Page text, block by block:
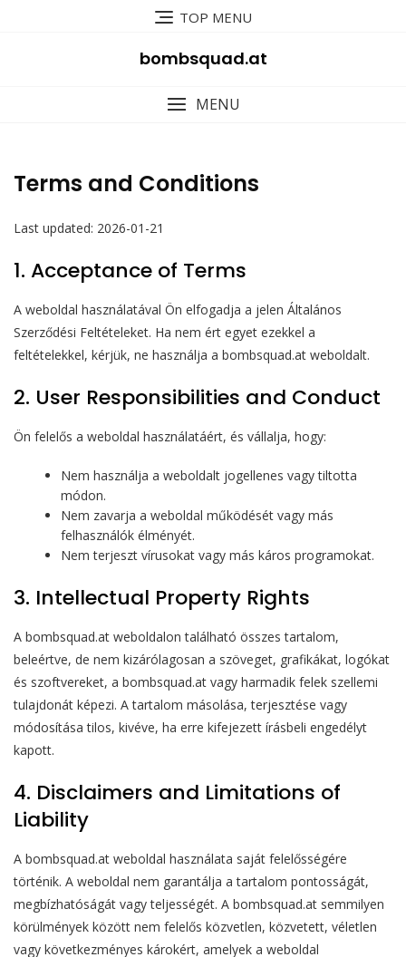
TOP MENU
bombsquad.at
MENU
Terms and Conditions
Last updated: 2026-01-21
1. Acceptance of Terms
A weboldal használatával Ön elfogadja a jelen Általános
Szerződési Feltételeket. Ha nem ért egyet ezekkel a
feltételekkel, kérjük, ne használja a bombsquad.at weboldalt.
2. User Responsibilities and Conduct
Ön felelős a weboldal használatáért, és vállalja, hogy:
Nem használja a weboldalt jogellenes vagy tiltotta
módon.
Nem zavarja a weboldal működését vagy más
felhasználók élményét.
Nem terjeszt vírusokat vagy más káros programokat.
3. Intellectual Property Rights
A bombsquad.at weboldalon található összes tartalom,
beleértve, de nem kizárólagosan a szöveget, grafikákat, logókat
és szoftvereket, a bombsquad.at vagy harmadik felek szellemi
tulajdonát képezi. A tartalom másolása, terjesztése vagy
módosítása tilos, kivéve, ha erre kifejezett írásbeli engedélyt
kapott.
4. Disclaimers and Limitations of
Liability
A bombsquad.at weboldal használata saját felelősségére
történik. A weboldal nem garantálja a tartalom pontosságát,
megbízhatóságát vagy teljességét. A bombsquad.at semmilyen
körülmények között nem felelős közvetlen, közvetett, véletlen
vagy következményes károkért, amelyek a weboldal